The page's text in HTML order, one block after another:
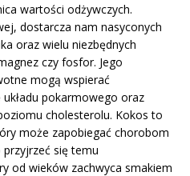
wartości odżywczych.
dostarcza nam nasyconych
oraz wielu niezbędnych
czy fosfor. Jego
mogą wspierać
pokarmowego oraz
cholesterolu. Kokos to
może zapobiegać chorobom
się temu
od wieków zachwyca smakiem